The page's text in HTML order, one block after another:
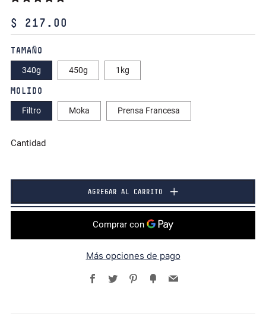
PRECIO
HABITUAL
$ 217.00
TAMAÑO
340g 450g 1kg
MOLIDO
Filtro Moka Prensa Francesa
Cantidad
AGREGAR AL CARRITO
Más opciones de pago
Facebook
Twitter Pinterest
Fancy